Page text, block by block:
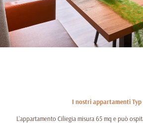
I nostri appartamenti Typ
L’appartamento Ciliegia misura 65 mq e può